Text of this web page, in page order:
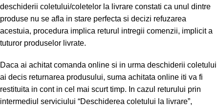
deschiderii coletului/coletelor la livrare constati ca unul dintre
produse nu se afla in stare perfecta si decizi refuzarea
acestuia, procedura implica returul intregii comenzii, implicit a
tuturor produselor livrate.
Daca ai achitat comanda online si in urma deschiderii coletului
ai decis returnarea produsului, suma achitata online iti va fi
restituita in cont in cel mai scurt timp. In cazul returului prin
intermediul serviciului “Deschiderea coletului la livrare”,